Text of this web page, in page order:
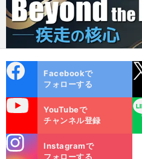
ok
Facebookで
フォローする
YouTubeで
チャンネル登録
LINE
m
Instagramで
フォローする